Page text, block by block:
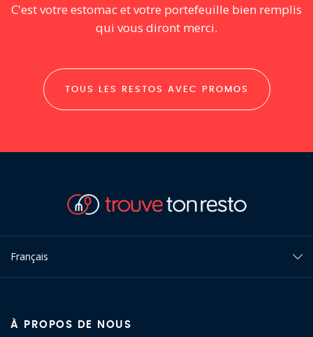
C'est votre estomac et votre portefeuille bien remplis
qui vous diront merci.
TOUS LES RESTOS AVEC PROMOS
Français
À PROPOS DE NOUS